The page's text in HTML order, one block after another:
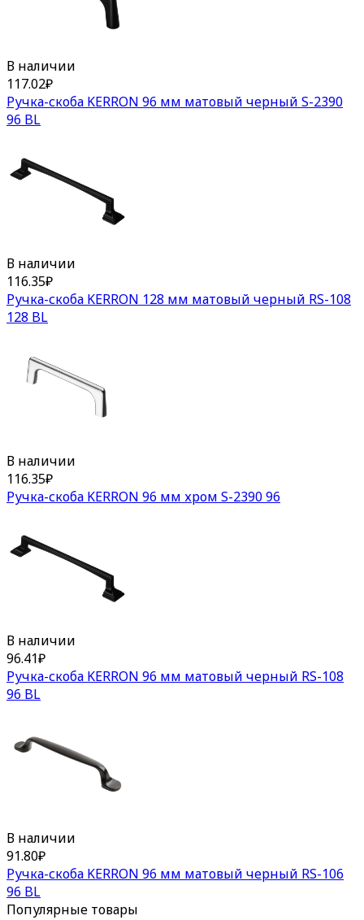
В наличии
117.02₽
Ручка-скоба KERRON 96 мм матовый черный S-2390
96 BL
В наличии
116.35₽
Ручка-скоба KERRON 128 мм матовый черный RS-108
128 BL
В наличии
116.35₽
Ручка-скоба KERRON 96 мм хром S-2390 96
В наличии
96.41₽
Ручка-скоба KERRON 96 мм матовый черный RS-108
96 BL
В наличии
91.80₽
Ручка-скоба KERRON 96 мм матовый черный RS-106
96 BL
Популярные товары